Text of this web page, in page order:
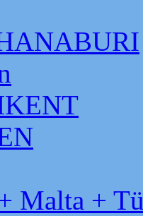
Malta +